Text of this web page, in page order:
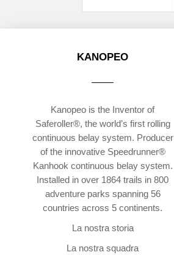
KANOPEO
Kanopeo is the Inventor of
Saferoller®, the world’s first rolling
continuous belay system. Producer
of the innovative Speedrunner®
Kanhook continuous belay system.
Installed in over 1864 trails in 800
adventure parks spanning 56
countries across 5 continents.
La nostra storia
La nostra squadra